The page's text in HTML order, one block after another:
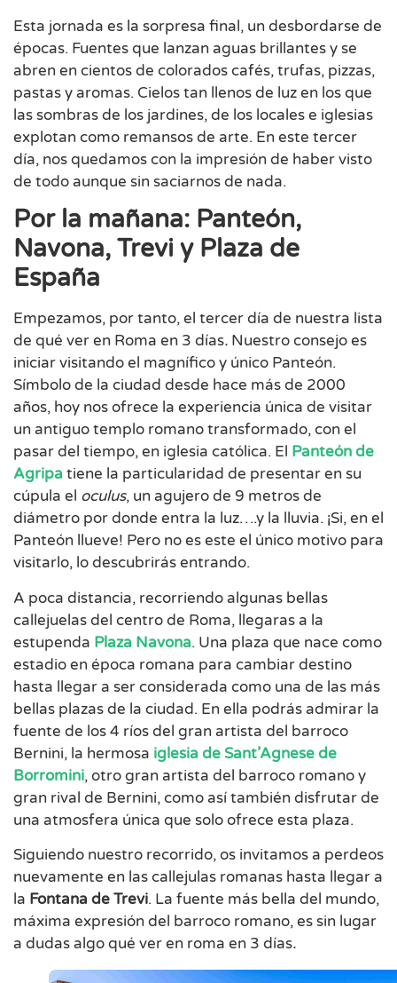
Esta jornada es la sorpresa final, un desbordarse de
épocas. Fuentes que lanzan aguas brillantes y se
abren en cientos de colorados cafés, trufas, pizzas,
pastas y aromas. Cielos tan llenos de luz en los que
las sombras de los jardines, de los locales e iglesias
explotan como remansos de arte. En este tercer
día, nos quedamos con la impresión de haber visto
de todo aunque sin saciarnos de nada.
Por la mañana: Panteón,
Navona, Trevi y Plaza de
España
Empezamos, por tanto, el tercer día de nuestra lista
de qué ver en Roma en 3 días. Nuestro consejo es
iniciar visitando el magnífico y único Panteón.
Símbolo de la ciudad desde hace más de 2000
años, hoy nos ofrece la experiencia única de visitar
un antiguo templo romano transformado, con el
pasar del tiempo, en iglesia católica. El Panteón de
Agripa tiene la particularidad de presentar en su
cúpula el oculus, un agujero de 9 metros de
diámetro por donde entra la luz….y la lluvia. ¡Si, en el
Panteón llueve! Pero no es este el único motivo para
visitarlo, lo descubrirás entrando.
A poca distancia, recorriendo algunas bellas
callejuelas del centro de Roma, llegaras a la
estupenda Plaza Navona. Una plaza que nace como
estadio en época romana para cambiar destino
hasta llegar a ser considerada como una de las más
bellas plazas de la ciudad. En ella podrás admirar la
fuente de los 4 ríos del gran artista del barroco
Bernini, la hermosa iglesia de Sant’Agnese de
Borromini, otro gran artista del barroco romano y
gran rival de Bernini, como así también disfrutar de
una atmosfera única que solo ofrece esta plaza.
Siguiendo nuestro recorrido, os invitamos a perdeos
nuevamente en las callejulas romanas hasta llegar a
la Fontana de Trevi. La fuente más bella del mundo,
máxima expresión del barroco romano, es sin lugar
a dudas algo qué ver en roma en 3 días.